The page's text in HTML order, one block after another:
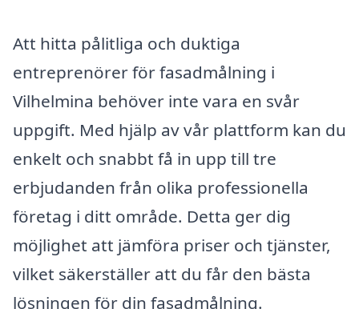
Att hitta pålitliga och duktiga
entreprenörer för fasadmålning i
Vilhelmina behöver inte vara en svår
uppgift. Med hjälp av vår plattform kan du
enkelt och snabbt få in upp till tre
erbjudanden från olika professionella
företag i ditt område. Detta ger dig
möjlighet att jämföra priser och tjänster,
vilket säkerställer att du får den bästa
lösningen för din fasadmålning.